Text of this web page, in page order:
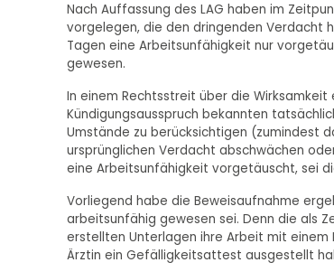
Nach Auffassung des LAG haben im
vorgelegen, die den dringenden Verdacht
Tagen eine Arbeitsunfähigkeit nur
gewesen.
In einem Rechtsstreit über die
Kündigungsausspruch bekannten
Umstände zu berücksichtigen (zumindest
ursprünglichen Verdacht abschwächen
eine Arbeitsunfähigkeit vorgetäuscht, sei
Vorliegend habe die Beweisaufnahme
arbeitsunfähig gewesen sei. Denn die als
erstellten Unterlagen ihre Arbeit mit
Ärztin ein Gefälligkeitsattest ausgestellt